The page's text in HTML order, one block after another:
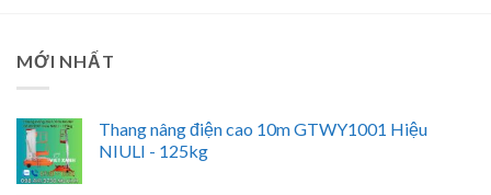
MỚI NHẤT
Thang nâng điện cao 10m GTWY1001 Hiệu
NIULI - 125kg